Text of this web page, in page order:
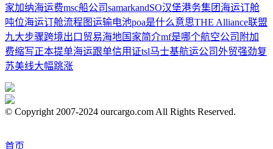
家加纳海运费msc船公司samarkandSO汉堡港务集团 海运订舱
吨位海运订舱流程图运输电池poa是什么意思THE Alliance联盟
九大步骤跨境出口贸易海地国家简介mf是哪个航空公司 附加
费缩写正本提单海运跟单信用证tsl马士基航运公司外贸强劲复
苏美线大幅跳涨
© Copyright 2007-2024 ourcargo.com All Rights Reserved.
首页